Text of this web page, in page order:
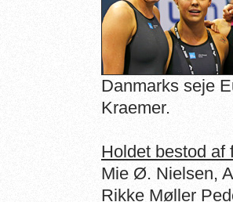
Danmarks seje
Kraemer.
Holdet bestod af
Mie Ø. Nielsen,
Rikke Møller